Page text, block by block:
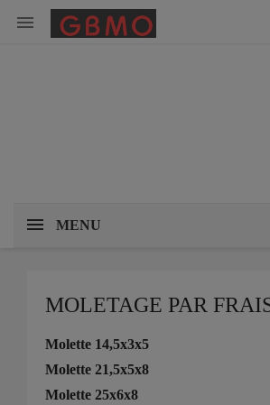

MENU
MOLETAGE PAR
Molette 14,5x3x5
Molette 21,5x5x8
Molette 25x6x8